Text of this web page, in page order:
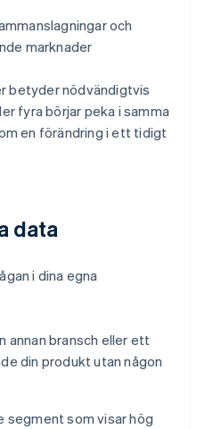
och
marknader
betyder nödvändigtvis
fyra börjar peka i samma
en förändring i ett tidigt
data
i dina egna
annan bransch eller ett
din produkt utan någon
segment som visar hög